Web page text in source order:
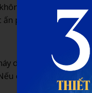
thấm nước và xé
ấn phẩm quảng cáo
dán nhãn tự động
quan tâm, bạn có